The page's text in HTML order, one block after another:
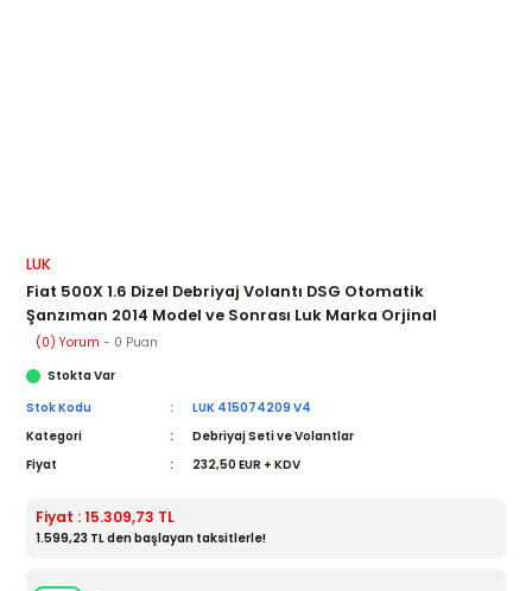
LUK
Fiat 500X 1.6 Dizel Debriyaj Volantı DSG Otomatik
Şanzıman 2014 Model ve Sonrası Luk Marka Orjinal
(0) Yorum - 0 Puan
Stokta Var
Stok Kodu
LUK 415074209 V4
Kategori
Debriyaj Seti ve Volantlar
Fiyat
232,50 EUR + KDV
Fiyat : 15.309,73 TL
1.599,23 TL den başlayan taksitlerle!